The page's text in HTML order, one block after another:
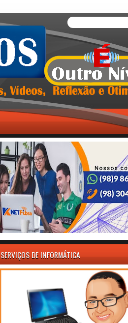
SERVIÇOS DE INFORMÁTICA